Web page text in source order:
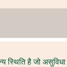
स्थिति है जो